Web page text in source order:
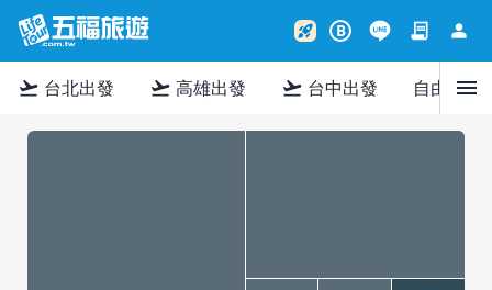
rocket_launch B contract person
flight_takeoff 台北出發 flight_takeoff 高雄出發 flight_takeoff 台中出發 自由行menu